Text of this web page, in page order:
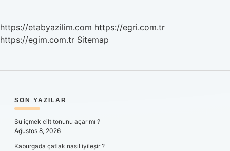
https://etabyazilim.com https://egri.com.tr
https://egim.com.tr Sitemap
SIDEBAR
SON YAZILAR
Su içmek cilt tonunu açar mı ?
Ağustos 8, 2026
Kaburgada çatlak nasıl iyileşir ?